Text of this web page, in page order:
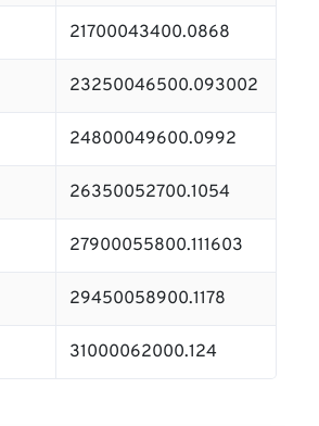
21700043400.0868
23250046500.093002
24800049600.0992
26350052700.1054
27900055800.111603
29450058900.1178
31000062000.124